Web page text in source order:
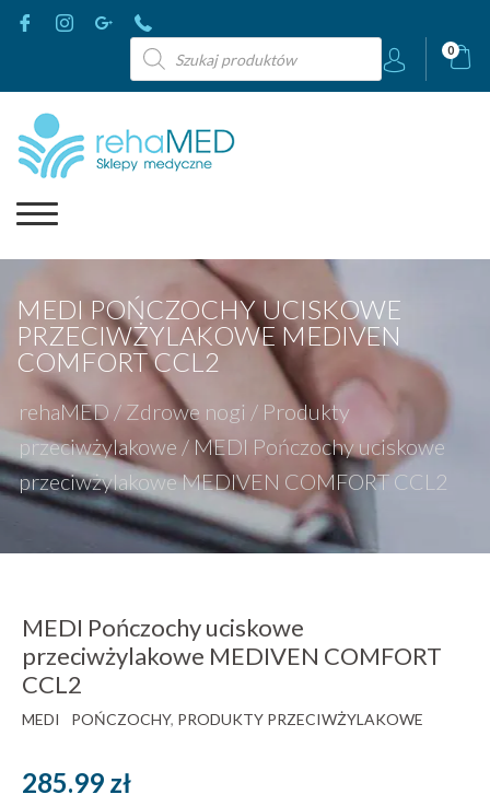
Wyszukiwarka
produktów
0
MEDI POŃCZOCHY UCISKOWE
PRZECIWŻYLAKOWE MEDIVEN
COMFORT CCL2
rehaMED / Zdrowe nogi / Produkty
przeciwżylakowe / MEDI Pończochy uciskowe
przeciwżylakowe MEDIVEN COMFORT CCL2
MEDI Pończochy uciskowe
przeciwżylakowe MEDIVEN COMFORT
CCL2
MEDI POŃCZOCHY, PRODUKTY PRZECIWŻYLAKOWE
285.99 zł